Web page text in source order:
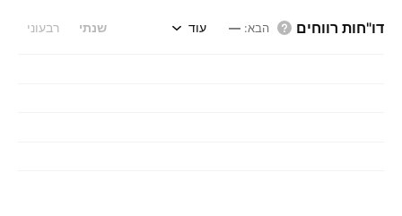
דו"חות רווחים הבא:
— שנתי רבעוני עוד